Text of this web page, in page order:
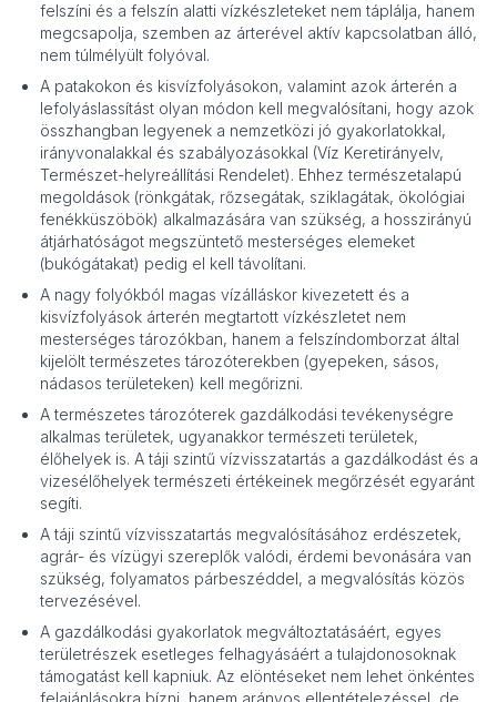
felszíni és a felszín alatti vízkészleteket nem táplálja, hanem
megcsapolja, szemben az árterével aktív kapcsolatban álló,
nem túlmélyült folyóval.
A patakokon és kisvízfolyásokon, valamint azok árterén a
lefolyáslassítást olyan módon kell megvalósítani, hogy azok
összhangban legyenek a nemzetközi jó gyakorlatokkal,
irányvonalakkal és szabályozásokkal (Víz Keretirányelv,
Természet-helyreállítási Rendelet). Ehhez természetalapú
megoldások (rönkgátak, rőzsegátak, sziklagátak, ökológiai
fenékküszöbök) alkalmazására van szükség, a hosszirányú
átjárhatóságot megszüntető mesterséges elemeket
(bukógátakat) pedig el kell távolítani.
A nagy folyókból magas vízálláskor kivezetett és a
kisvízfolyások árterén megtartott vízkészletet nem
mesterséges tározókban, hanem a felszíndomborzat által
kijelölt természetes tározóterekben (gyepeken, sásos,
nádasos területeken) kell megőrizni.
A természetes tározóterek gazdálkodási tevékenységre
alkalmas területek, ugyanakkor természeti területek,
élőhelyek is. A táji szintű vízvisszatartás a gazdálkodást és a
vizesélőhelyek természeti értékeinek megőrzését egyaránt
segíti.
A táji szintű vízvisszatartás megvalósításához erdészetek,
agrár- és vízügyi szereplők valódi, érdemi bevonására van
szükség, folyamatos párbeszéddel, a megvalósítás közös
tervezésével.
A gazdálkodási gyakorlatok megváltoztatásáért, egyes
területrészek esetleges felhagyásáért a tulajdonosoknak
támogatást kell kapniuk. Az elöntéseket nem lehet önkéntes
felajánlásokra bízni, hanem arányos ellentételezéssel, de